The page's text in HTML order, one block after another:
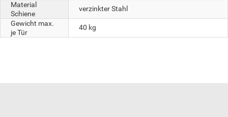
Material
Schiene
verzinkter Stahl
Gewicht max.
je Tür
40 kg